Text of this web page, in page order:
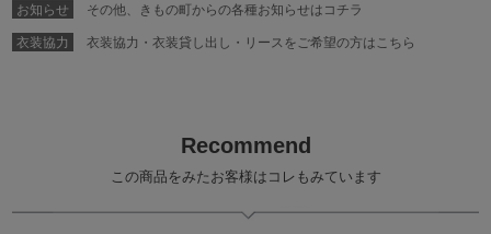
お知らせ その他、きもの町からの各種お知らせはコチラ
衣装協力 衣装協力・衣装貸し出し・リースをご希望の方はこちら
Recommend
この商品をみたお客様はコレもみています